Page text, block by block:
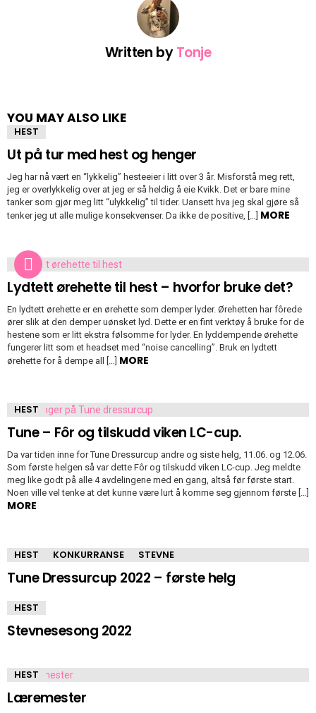
Written byTonje
YOU MAY ALSO LIKE
HEST
Ut på tur med hest og henger
Jeg har nå vært en “lykkelig” hesteeier i litt over 3 år. Misforstå meg rett,
jeg er overlykkelig over at jeg er så heldig å eie Kvikk. Det er bare mine
tanker som gjør meg litt “ulykkelig” til tider. Uansett hva jeg skal gjøre så
tenker jeg ut alle mulige konsekvenser. Da ikke de positive, […] MORE
HEST
Lydtett ørehette til hest – hvorfor bruke det?
En lydtett ørehette er en ørehette som demper lyder. Ørehetten har fôrede
ører slik at den demper uønsket lyd. Dette er en fint verktøy å bruke for de
hestene som er litt ekstra følsomme for lyder. En lyddempende ørehette
fungerer litt som et headset med “noise cancelling”. Bruk en lydtett
ørehette for å dempe all […] MORE
HEST
Tune – Fôr og tilskudd viken LC-cup.
Da var tiden inne for Tune Dressurcup andre og siste helg, 11.06. og 12.06.
Som første helgen så var dette Fôr og tilskudd viken LC-cup. Jeg meldte
meg like godt på alle 4 avdelingene med en gang, altså før første start.
Noen ville vel tenke at det kunne være lurt å komme seg gjennom første […]
MORE
HEST KONKURRANSE STEVNE
Tune Dressurcup 2022 – første helg
HEST
Stevnesesong 2022
HEST
Læremester